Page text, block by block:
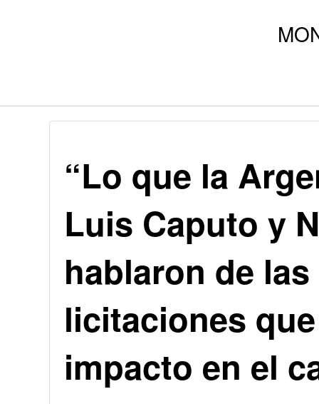
“Lo que la
Luis Caputo y
hablaron de
licitaciones
impacto en el